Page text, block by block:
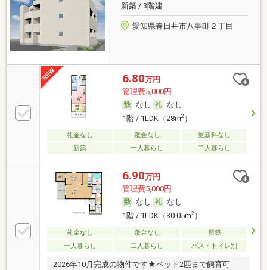
新築 / 3階建
愛知県春日井市八事町２丁目
6.80万円
管理費5,000円
なし
なし
1階 / 1LDK（28m2）
礼金なし 敷金なし
更新料なし
新築
一人暮らし 二人暮らし
6.90万円
管理費5,000円
なし
なし
1階 / 1LDK（30.05m2）
礼金なし 敷金なし
新築
一人暮らし
二人暮らし バス・トイレ別
2026年10月完成の物件です★ペット2匹まで飼育可